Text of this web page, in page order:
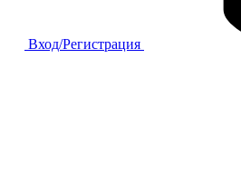
Вход/Регистрация